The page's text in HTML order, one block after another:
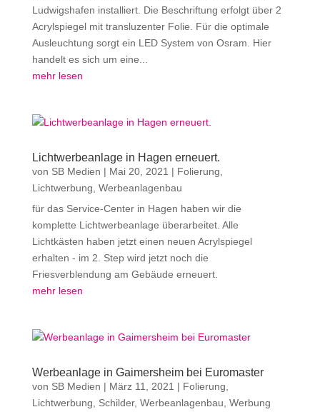
Ludwigshafen installiert. Die Beschriftung erfolgt über 2
Acrylspiegel mit transluzenter Folie. Für die optimale
Ausleuchtung sorgt ein LED System von Osram. Hier
handelt es sich um eine...
mehr lesen
Lichtwerbeanlage in Hagen erneuert.
von SB Medien | Mai 20, 2021 | Folierung
Lichtwerbung Werbeanlagenbau
für das Service-Center in Hagen haben wir die
komplette Lichtwerbeanlage überarbeitet. Alle
Lichtkästen haben jetzt einen neuen Acrylspiegel
erhalten - im 2. Step wird jetzt noch die
Friesverblendung am Gebäude erneuert.
mehr lesen
Werbeanlage in Gaimersheim bei Euromaster
von SB Medien | März 11, 2021 | Folierung
Lichtwerbung
Schilder, Werbeanlagenbau Werbung